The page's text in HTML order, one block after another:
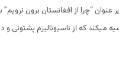
“چرا از افغانستان برون
که از ناسیونالیزم پشتونی و